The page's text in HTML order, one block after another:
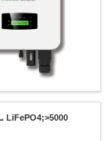
LiFePO4;>5000 سائیکل